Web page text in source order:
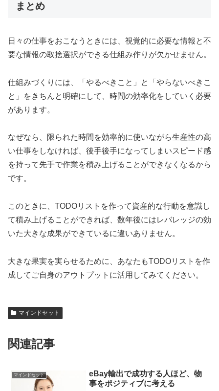
まとめ
日々の仕事をおこなうときには、視覚的に必要な情報と不
要な情報の取捨選択ができる仕組み作りが欠かせません。
仕組みづくりには、「やるべきこと」と「やらないべきこ
と」をきちんと明確にして、時間の効率化をしていく必要
があります。
なぜなら、限られた時間を効率的に使いながら生産性の高
い仕事をしなければ、後手後手になってしまいスピード感
を持って先手で作業を積み上げることができなくなるから
です。
このときに、TODOリストを作って資産的な行動を意識し
て積み上げることができれば、数年後にはレバレッジの効
いた大きな成果ができているに違いありません。
大きな果実を実らせるために、あなたもTODOリストを作
成してご自身のアウトプットに活用してみてください。
マインドセット
関連記事
マインドセット
eBay輸出で成功する人ほど、物
事をポジティブに考える